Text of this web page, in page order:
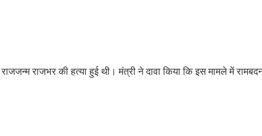
राजभर की हत्या हुई थी। मंत्री ने दावा किया कि इस मामले में